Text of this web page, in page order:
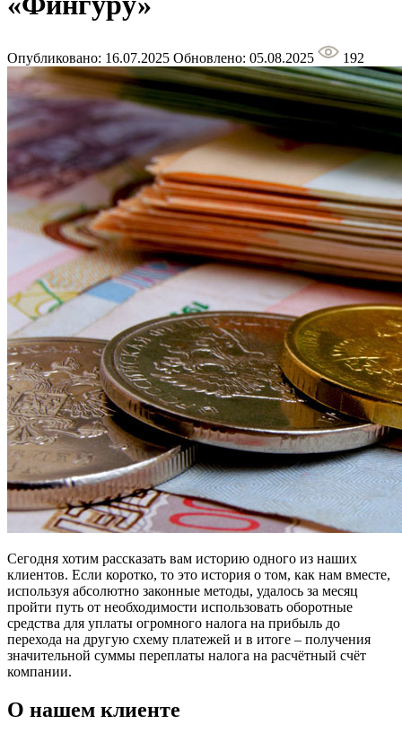
Опубликовано: 16.07.2025 Обновлено: 05.08.2025 192
Сегодня хотим рассказать вам историю одного из наших
клиентов. Если коротко, то это история о том, как нам вместе,
используя абсолютно законные методы, удалось за месяц
пройти путь от необходимости использовать оборотные
средства для уплаты огромного налога на прибыль до
перехода на другую схему платежей и в итоге – получения
значительной суммы переплаты налога на расчётный счёт
компании.
О нашем клиенте